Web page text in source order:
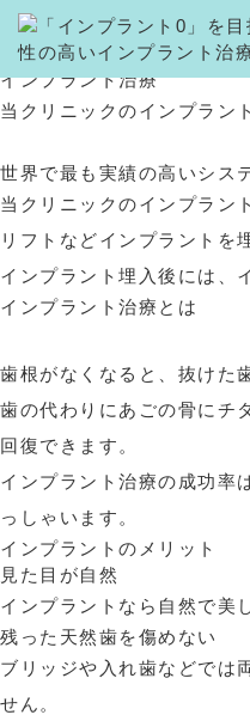
スタッフ紹介
院内感染対策
治療の流れ
治療説明へのこだ
治療費用
インプラント治療
HOME
インプラント治療
当クリニックのインプラン
世界で最も実績の高いシス
当クリニックのインプラン
リフトなどインプラントを
インプラント埋入後には、
インプラント治療とは
歯根がなくなると、抜けた
歯の代わりにあごの骨にチ
回復できます。
インプラント治療の成功率
っしゃいます。
インプラントのメリット
見た目が自然
インプラントなら自然で美
残った天然歯を傷めない
ブリッジや入れ歯などでは
せん。